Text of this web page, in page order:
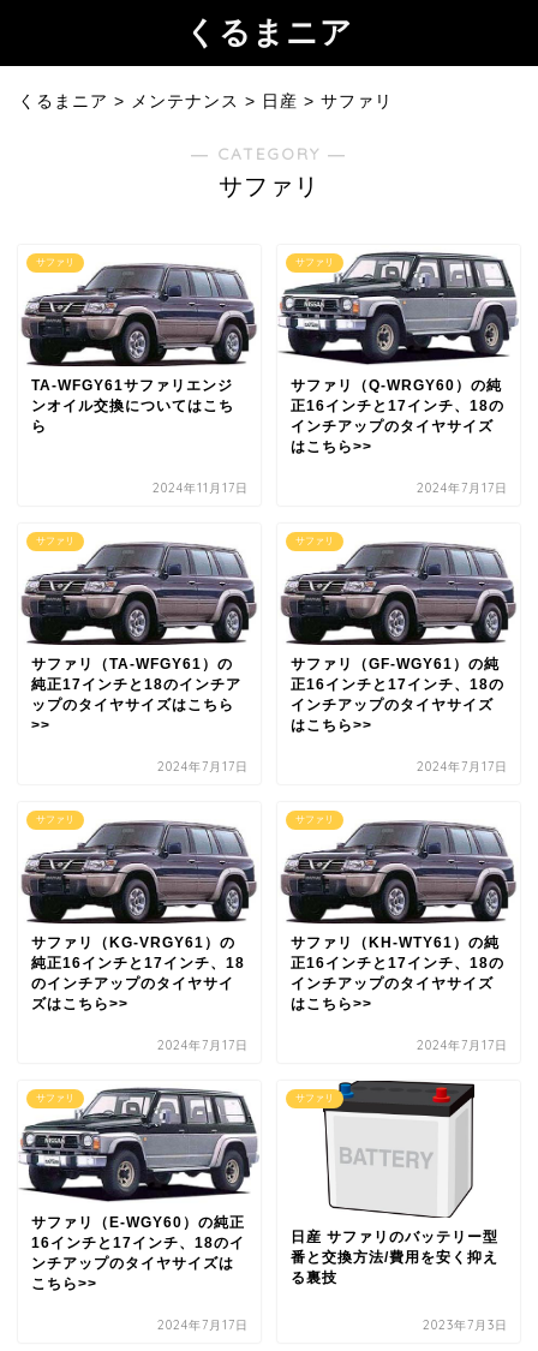
くるまニア
くるまニア > メンテナンス > 日産 > サファリ
― CATEGORY ―
サファリ
サファリ
TA-WFGY61サファリエンジ
ンオイル交換についてはこち
ら
2024年11月17日
サファリ
サファリ（Q-WRGY60）の純
正16インチと17インチ、18の
インチアップのタイヤサイズ
はこちら>>
2024年7月17日
サファリ
サファリ（TA-WFGY61）の
純正17インチと18のインチア
ップのタイヤサイズはこちら
>>
2024年7月17日
サファリ
サファリ（GF-WGY61）の純
正16インチと17インチ、18の
インチアップのタイヤサイズ
はこちら>>
2024年7月17日
サファリ
サファリ（KG-VRGY61）の
純正16インチと17インチ、18
のインチアップのタイヤサイ
ズはこちら>>
2024年7月17日
サファリ
サファリ（KH-WTY61）の純
正16インチと17インチ、18の
インチアップのタイヤサイズ
はこちら>>
2024年7月17日
サファリ
サファリ（E-WGY60）の純正
16インチと17インチ、18のイ
ンチアップのタイヤサイズは
こちら>>
2024年7月17日
サファリ
日産 サファリのバッテリー型
番と交換方法/費用を安く抑え
る裏技
2023年7月3日